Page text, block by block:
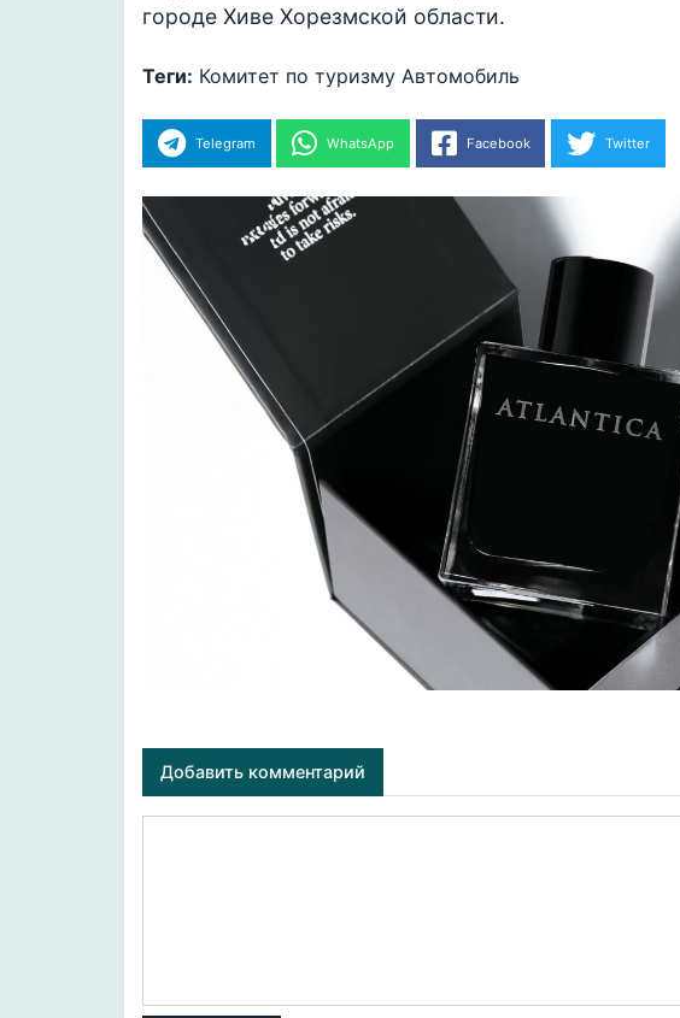
городе Хиве Хорезмской области.
Теги: Комитет по туризму Автомобиль
Telegram WhatsApp Facebook Twitter
Добавить комментарий